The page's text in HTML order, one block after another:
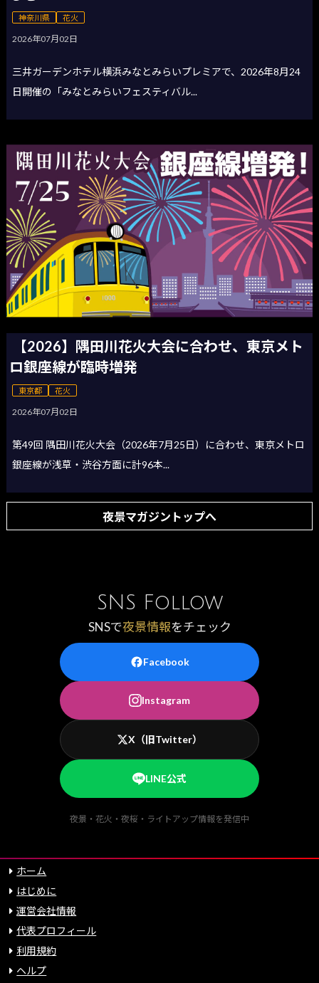
神奈川県 花火
2026年07月02日
三井ガーデンホテル横浜みなとみらいプレミアで、2026年8月24
日開催の「みなとみらいフェスティバル...
【2026】隅田川花火大会に合わせ、東京メト
ロ銀座線が臨時増発
東京都 花火
2026年07月02日
第49回 隅田川花火大会（2026年7月25日）に合わせ、東京メトロ
銀座線が浅草・渋谷方面に計96本...
夜景マガジントップへ
SNS Follow
SNSで夜景情報をチェック
Facebook
Instagram
X（旧Twitter）
LINE公式
夜景・花火・夜桜・ライトアップ情報を発信中
ホーム
はじめに
運営会社情報
代表プロフィール
利用規約
ヘルプ